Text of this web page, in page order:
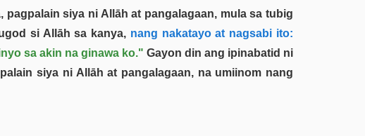
siya ni Allāh at pangalagaan, mula sa tubig
si Allāh sa kanya, nang nakatayo at nagsabi ito:
sa akin na ginawa ko." Gayon din ang ipinabatid ni
siya ni Allāh at pangalagaan, na umiinom nang